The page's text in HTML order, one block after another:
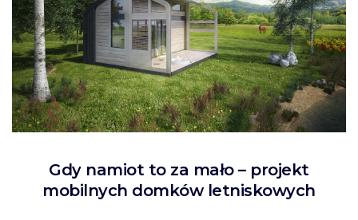
Gdy namiot to za mało – projekt
mobilnych domków letniskowych